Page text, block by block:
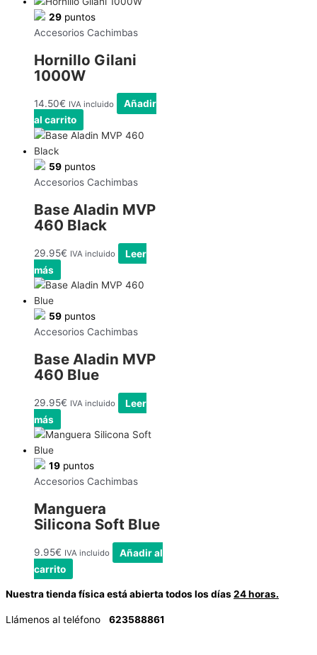
29 puntos
Accesorios Cachimbas
Hornillo Gilani
1000W
14.50€ IVA incluido
Añadir
al carrito
59 puntos
Accesorios Cachimbas
Base Aladin MVP
460 Black
29.95€ IVA incluido
Leer
más
59 puntos
Accesorios Cachimbas
Base Aladin MVP
460 Blue
29.95€ IVA incluido
Leer
más
19 puntos
Accesorios Cachimbas
Manguera
Silicona Soft Blue
9.95€ IVA incluido
Añadir al
carrito
Nuestra tienda física está abierta todos los días24 horas.
Llámenos al teléfono 623588861